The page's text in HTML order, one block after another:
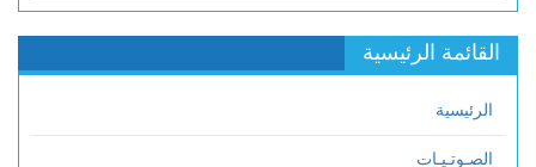
القائمة الرئيسية
الرئيسية
الصـوتـيـات